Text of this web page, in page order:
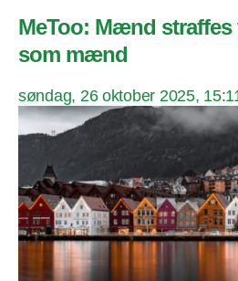
MeToo: Mænd
som mænd
søndag, 26 oktober 2025,